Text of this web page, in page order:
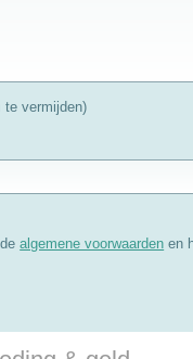
te vermijden)
dealgemene voorwaarden en